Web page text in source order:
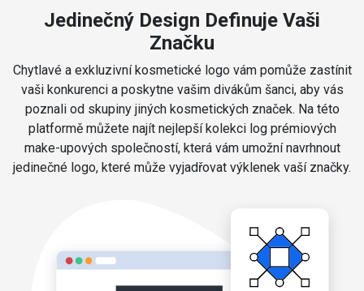
Jedinečný Design Definuje Vaši
Značku
Chytlavé a exkluzivní kosmetické logo vám pomůže zastínit
vaši konkurenci a poskytne vašim divákům šanci, aby vás
poznali od skupiny jiných kosmetických značek. Na této
platformě můžete najít nejlepší kolekci log prémiových
make-upových společností, která vám umožní navrhnout
jedinečné logo, které může vyjadřovat výklenek vaší značky.